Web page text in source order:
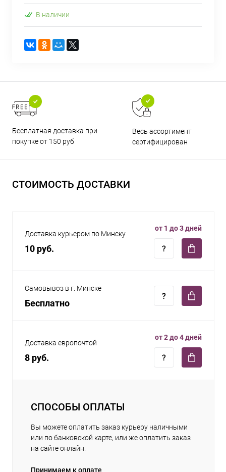
В наличии
Бесплатная доставка при
покупке от 150 руб
Весь ассортимент
сертифицирован
СТОИМОСТЬ ДОСТАВКИ
Доставка курьером по Минску
10 руб.
от 1 до 3 дней
Самовывоз в г. Минске
Бесплатно
Доставка европочтой
8 руб.
от 2 до 4 дней
СПОСОБЫ ОПЛАТЫ
Вы можете оплатить заказ курьеру наличными
или по банковской карте, или же оплатить заказ
на сайте онлайн.
Принимаем к оплате